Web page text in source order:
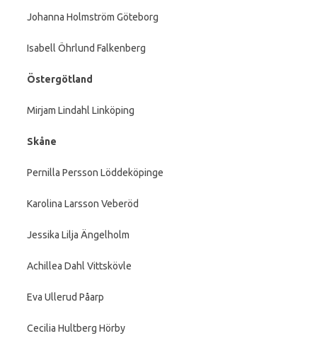
Johanna Holmström Göteborg
Isabell Öhrlund Falkenberg
Östergötland
Mirjam Lindahl Linköping
Skåne
Pernilla Persson Löddeköpinge
Karolina Larsson Veberöd
Jessika Lilja Ängelholm
Achillea Dahl Vittskövle
Eva Ullerud Påarp
Cecilia Hultberg Hörby